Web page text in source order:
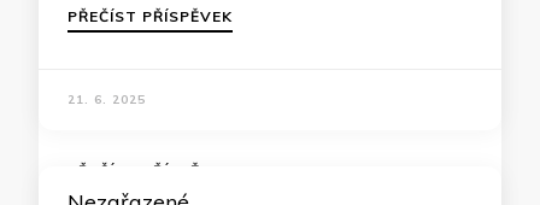
PŘEČÍST PŘÍSPĚVEK
21. 6. 2025